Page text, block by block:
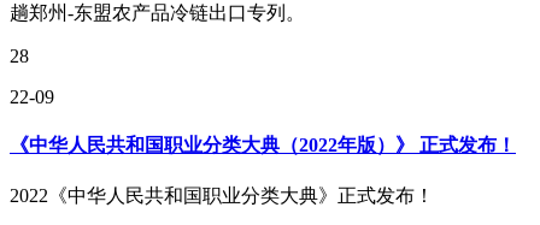
趟郑州-东盟农产品冷链出口专列。
28
22-09
《中华人民共和国职业分类大典（2022年版）》 正式发布！
2022《中华人民共和国职业分类大典》正式发布！